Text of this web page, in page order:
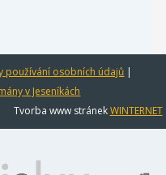
používání osobních údajů |
v Jeseníkách
Tvorba www stránekWINTERNET